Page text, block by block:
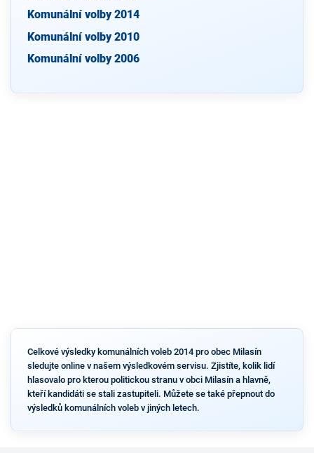
Komunální volby 2014
Komunální volby 2010
Komunální volby 2006
Celkové výsledky komunálních voleb 2014 pro obec Milasín
sledujte online v našem výsledkovém servisu. Zjistíte, kolik lidí
hlasovalo pro kterou politickou stranu v obci Milasín a hlavně,
kteří kandidáti se stali zastupiteli. Můžete se také přepnout do
výsledků komunálních voleb v jiných letech.